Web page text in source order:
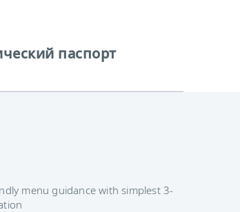
паспорт
menu guidance with simplest 3-